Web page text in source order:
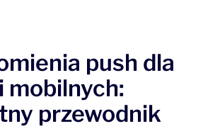
push dla
mobilnych:
przewodnik